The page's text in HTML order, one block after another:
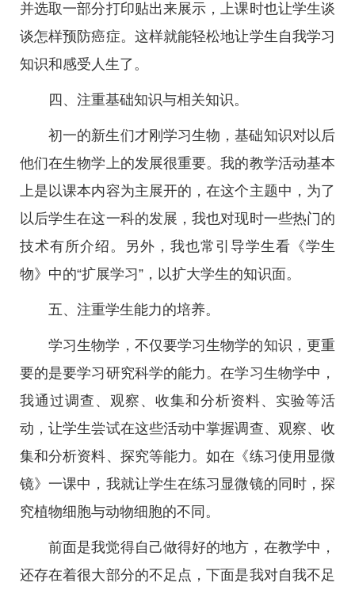
并选取一部分打印贴出来展示，上课时也让学生谈
谈怎样预防癌症。这样就能轻松地让学生自我学习
知识和感受人生了。
四、注重基础知识与相关知识。
初一的新生们才刚学习生物，基础知识对以后
他们在生物学上的发展很重要。我的教学活动基本
上是以课本内容为主展开的，在这个主题中，为了
以后学生在这一科的发展，我也对现时一些热门的
技术有所介绍。另外，我也常引导学生看《学生
物》中的“扩展学习”，以扩大学生的知识面。
五、注重学生能力的培养。
学习生物学，不仅要学习生物学的知识，更重
要的是要学习研究科学的能力。在学习生物学中，
我通过调查、观察、收集和分析资料、实验等活
动，让学生尝试在这些活动中掌握调查、观察、收
集和分析资料、探究等能力。如在《练习使用显微
镜》一课中，我就让学生在练习显微镜的同时，探
究植物细胞与动物细胞的不同。
前面是我觉得自己做得好的地方，在教学中，
还存在着很大部分的不足点，下面是我对自我不足